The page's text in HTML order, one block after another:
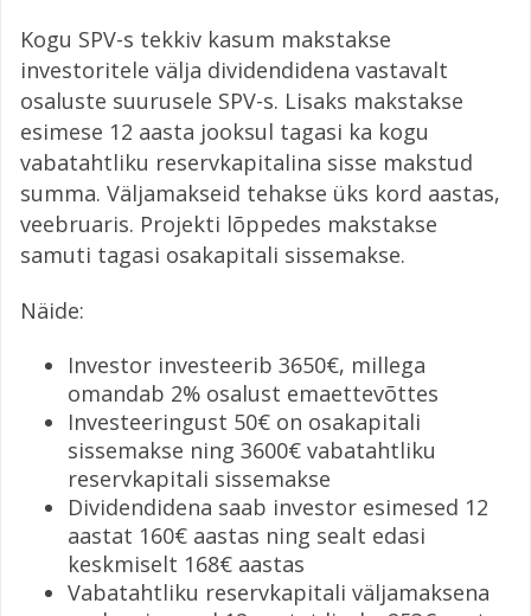
Kogu SPV-s tekkiv kasum makstakse
investoritele välja dividendidena vastavalt
osaluste suurusele SPV-s. Lisaks makstakse
esimese 12 aasta jooksul tagasi ka kogu
vabatahtliku reservkapitalina sisse makstud
summa. Väljamakseid tehakse üks kord aastas,
veebruaris. Projekti lõppedes makstakse
samuti tagasi osakapitali sissemakse.
Näide:
Investor investeerib 3650€, millega
omandab 2% osalust emaettevõttes
Investeeringust 50€ on osakapitali
sissemakse ning 3600€ vabatahtliku
reservkapitali sissemakse
Dividendidena saab investor esimesed 12
aastat 160€ aastas ning sealt edasi
keskmiselt 168€ aastas
Vabatahtliku reservkapitali väljamaksena